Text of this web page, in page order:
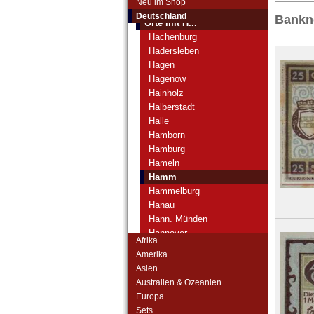
Deutschland
Orte mit G...
Orte mit H...
Hachenburg
Hadersleben
Hagen
Hagenow
Hainholz
Halberstadt
Halle
Hamborn
Hamburg
Hameln
Hamm
Hammelburg
Hanau
Hann. Münden
Hannover
Hasloh
Afrika
Amerika
Asien
Australien & Ozeanien
Europa
Sets